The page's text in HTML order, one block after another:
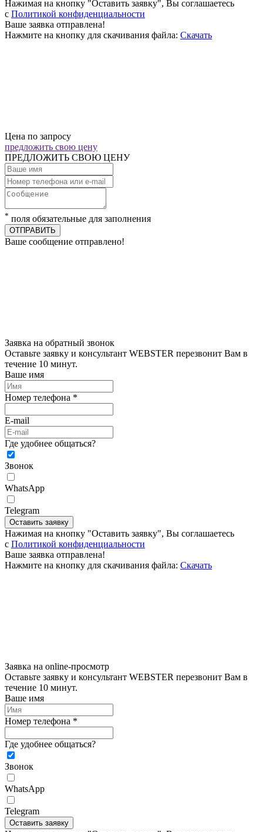
Нажимая на кнопку "Оставить заявку", Вы соглашаетесь
c Политикой конфиденциальности
Ваше заявка отправлена!
Нажмите на кнопку для скачивания файла: Скачать
Цена по запросу
предложить свою цену
ПРЕДЛОЖИТЬ СВОЮ ЦЕНУ
* поля обязательные для заполнения
ОТПРАВИТЬ
Ваше сообщение отправлено!
Заявка на обратный звонок
Оставьте заявку и консультант WEBSTER перезвонит Вам в
течение 10 минут.
Ваше имя
Номер телефона *
E-mail
Где удобнее общаться?
Звонок
WhatsApp
Telegram
Оставить заявку
Нажимая на кнопку "Оставить заявку", Вы соглашаетесь
c Политикой конфиденциальности
Ваше заявка отправлена!
Нажмите на кнопку для скачивания файла: Скачать
Заявка на online-просмотр
Оставьте заявку и консультант WEBSTER перезвонит Вам в
течение 10 минут.
Ваше имя
Номер телефона *
Где удобнее общаться?
Звонок
WhatsApp
Telegram
Оставить заявку